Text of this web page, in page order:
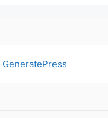
GeneratePress